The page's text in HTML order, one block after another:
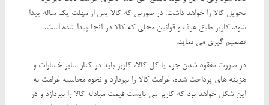
تحویل کالا را خواهد داشت. در صورتی که کالا پس از مهلت یک ساله پیدا
شود، کاربر طبق عرف و قوانین محلی که کالا در آنجا پیدا شده است،
تصمیم گیری می نماید.
در صورت مفقود شدن جزء یا کل کالا، کاربر باید در کنار سایر خسارات و
هزینه های پرداخت شده، غرامت کالا را بپردازد و نحوه محاسبه غرامت به
این شکل خواهد بود که کاربر می بایست قیمت مبادله کالا را بپردازد و در